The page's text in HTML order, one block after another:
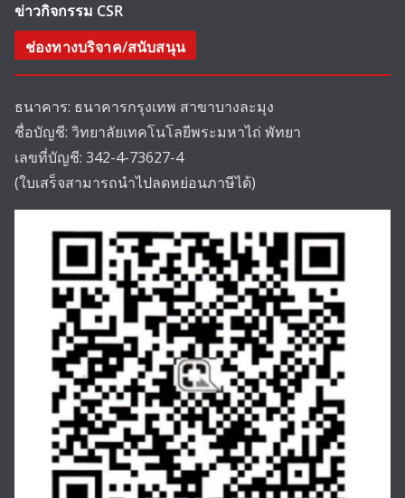
ข่าวกิจกรรม CSR
ช่องทางบริจาค/สนับสนุน
ธนาคาร: ธนาคารกรุงเทพ สาขาบางละมุง
ชื่อบัญชี: วิทยาลัยเทคโนโลยีพระมหาไถ่ พัทยา
เลขที่บัญชี: 342-4-73627-4
(ใบเสร็จสามารถนำไปลดหย่อนภาษีได้)